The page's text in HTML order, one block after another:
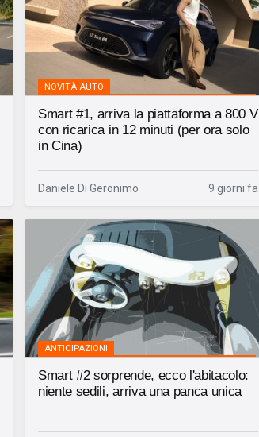
NOVITÀ AUTO
Smart #1, arriva la piattaforma a 800 V
con ricarica in 12 minuti (per ora solo
in Cina)
Daniele Di Geronimo 9 giorni fa
ANTICIPAZIONI
Smart #2 sorprende, ecco l'abitacolo:
niente sedili, arriva una panca unica